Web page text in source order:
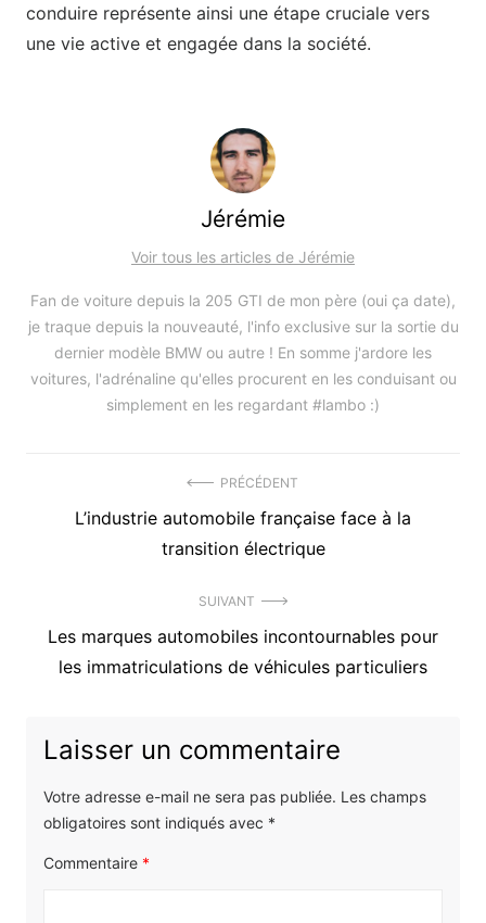
conduire représente ainsi une étape cruciale vers
une vie active et engagée dans la société.
Jérémie
Voir tous les articles de Jérémie
Fan de voiture depuis la 205 GTI de mon père (oui ça date),
je traque depuis la nouveauté, l'info exclusive sur la sortie du
dernier modèle BMW ou autre ! En somme j'ardore les
voitures, l'adrénaline qu'elles procurent en les conduisant ou
simplement en les regardant #lambo :)
PRÉCÉDENT
Précédent
L’industrie automobile française face à la
transition électrique
SUIVANT
Article
suivant
Les marques automobiles incontournables pour
les immatriculations de véhicules particuliers
Laisser un commentaire
Votre adresse e-mail ne sera pas publiée. Les champs
obligatoires sont indiqués avec *
Commentaire *